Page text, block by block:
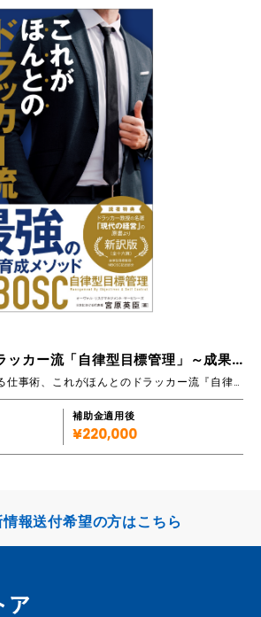
これがほんとのドラッカー流「自律型目標管理」～成果を挙げるマネジメント術～
成果を挙げる社員を作る仕事術、これがほんとのドラッカー流『自律型目標管理』
補助金適用後
¥220,000
報送付希望の方はこちら